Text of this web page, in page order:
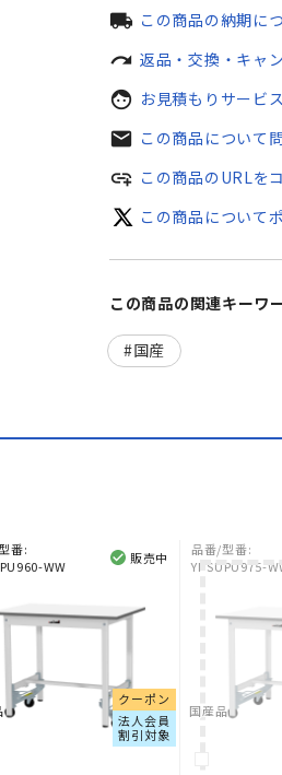
local_shipping この商品の納期に
redo 返品・交換・キャ
face お見積もりサービ
mail この商品について
add_link この商品のURLを
この商品について
この商品の関連キーワ
国産
番:
WW
販売中
クーポン
法人会員
割引対象
品番/型番:
YI-SUPU975-
国産品